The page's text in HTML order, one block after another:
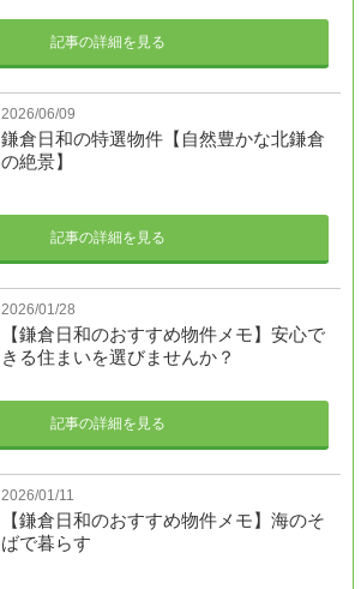
記事の詳細を見る
2026/06/09
鎌倉日和の特選物件【自然豊かな北鎌倉
の絶景】
記事の詳細を見る
2026/01/28
【鎌倉日和のおすすめ物件メモ】安心で
きる住まいを選びませんか？
記事の詳細を見る
2026/01/11
【鎌倉日和のおすすめ物件メモ】海のそ
ばで暮らす